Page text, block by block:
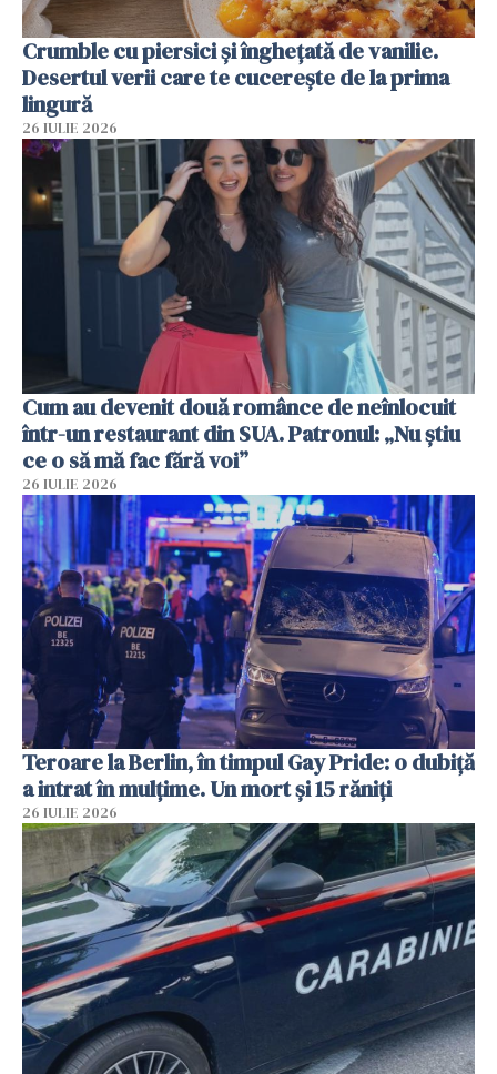
Crumble cu piersici și înghețată de vanilie.
Desertul verii care te cucerește de la prima
lingură
26 IULIE 2026
Cum au devenit două românce de neînlocuit
într-un restaurant din SUA. Patronul: „Nu știu
ce o să mă fac fără voi”
26 IULIE 2026
Teroare la Berlin, în timpul Gay Pride: o dubiță
a intrat în mulțime. Un mort și 15 răniți
26 IULIE 2026